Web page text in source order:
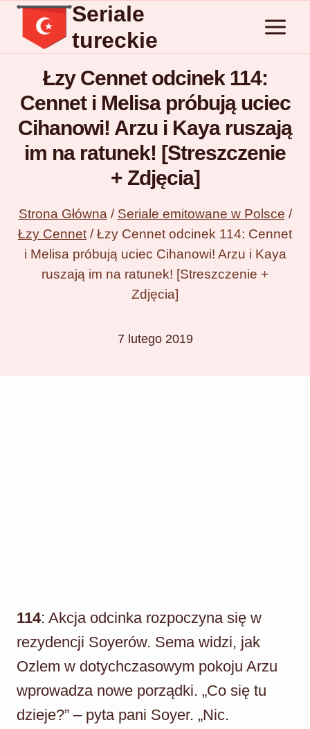
Przejdź
treści
Seriale
tureckie
Łzy Cennet odcinek 114:
Cennet i Melisa próbują uciec
Cihanowi! Arzu i Kaya ruszają
im na ratunek! [Streszczenie
+ Zdjęcia]
Strona Główna / Seriale emitowane w Polsce /
Łzy Cennet / Łzy Cennet odcinek 114: Cennet
i Melisa próbują uciec Cihanowi! Arzu i Kaya
ruszają im na ratunek! [Streszczenie +
Zdjęcia]
7 lutego 2019
114: Akcja odcinka rozpoczyna się w
rezydencji Soyerów. Sema widzi, jak
Ozlem w dotychczasowym pokoju Arzu
wprowadza nowe porządki. „Co się tu
dzieje?” – pyta pani Soyer. „Nic.